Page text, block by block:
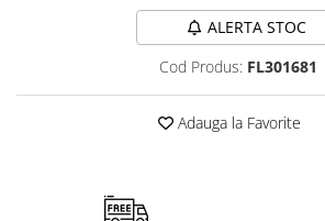
ALERTA STOC
Cod Produs: FL301681
Adauga la Favorite